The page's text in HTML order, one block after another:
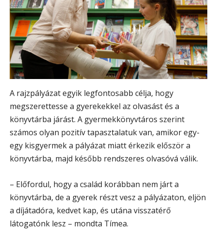
A rajzpályázat egyik legfontosabb célja, hogy
megszerettesse a gyerekekkel az olvasást és a
könyvtárba járást. A gyermekkönyvtáros szerint
számos olyan pozitív tapasztalatuk van, amikor egy-
egy kisgyermek a pályázat miatt érkezik először a
könyvtárba, majd később rendszeres olvasóvá válik.
– Előfordul, hogy a család korábban nem járt a
könyvtárba, de a gyerek részt vesz a pályázaton, eljön
a díjátadóra, kedvet kap, és utána visszatérő
látogatónk lesz – mondta Tímea.